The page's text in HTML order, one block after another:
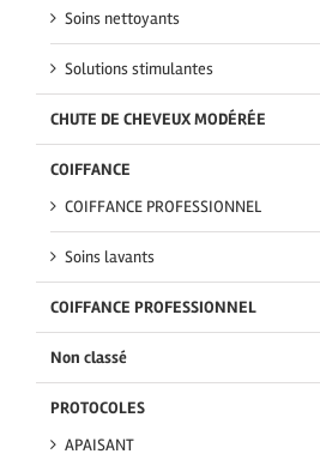
Soins nettoyants
Solutions stimulantes
CHUTE DE CHEVEUX MODÉRÉE
COIFFANCE
COIFFANCE PROFESSIONNEL
Soins lavants
COIFFANCE PROFESSIONNEL
Non classé
PROTOCOLES
APAISANT